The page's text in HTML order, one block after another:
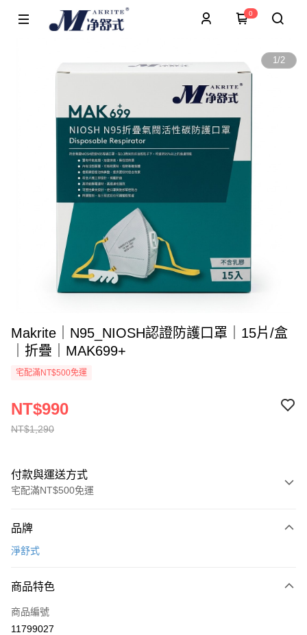
0
1/2
Makrite｜N95_NIOSH認證防護口罩｜15片/盒
｜折疊｜MAK699+
宅配滿NT$500免運
NT$1,290
NT$990
付款與運送方式
宅配滿NT$500免運
信用卡一次付款
宅配(滿500元免運費)
每筆NT$120，滿NT$500(含以上)免運費
品牌
淨舒式
商品特色
商品編號
11799027